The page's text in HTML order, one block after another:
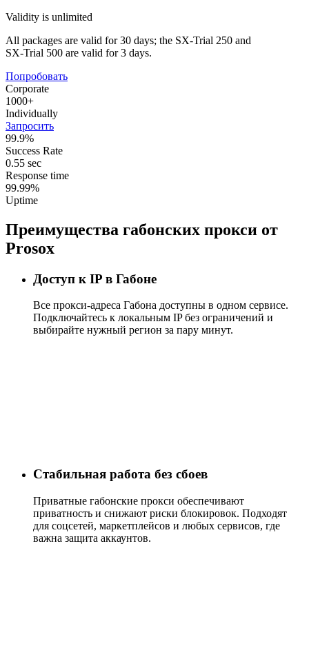
Validity is unlimited
All packages are valid for 30 days; the SX-Trial 250 and
SX-Trial 500 are valid for 3 days.
Попробовать
Corporate
1000+
Individually
Запросить
99.9%
Success Rate
0.55 sec
Response time
99.99%
Uptime
Преимущества габонских прокси от
Prosox
Доступ к IP в Габоне
Все прокси-адреса Габона доступны в одном сервисе.
Подключайтесь к локальным IP без ограничений и
выбирайте нужный регион за пару минут.
Стабильная работа без сбоев
Приватные габонские прокси обеспечивают
приватность и снижают риски блокировок. Подходят
для соцсетей, маркетплейсов и любых сервисов, где
важна защита аккаунтов.